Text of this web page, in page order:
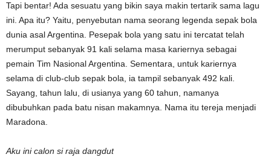
Tapi bentar! Ada sesuatu yang bikin saya makin tertarik sama lagu
ini. Apa itu? Yaitu, penyebutan nama seorang legenda sepak bola
dunia asal Argentina. Pesepak bola yang satu ini tercatat telah
merumput sebanyak 91 kali selama masa kariernya sebagai
pemain Tim Nasional Argentina. Sementara, untuk kariernya
selama di club-club sepak bola, ia tampil sebanyak 492 kali.
Sayang, tahun lalu, di usianya yang 60 tahun, namanya
dibubuhkan pada batu nisan makamnya. Nama itu tereja menjadi
Maradona.
Aku ini calon si raja dangdut